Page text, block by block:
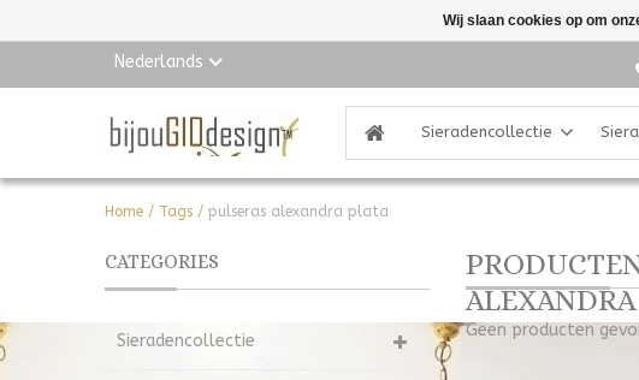
Nederlands
Sieradencollectie
Home / Tags / pulseras alexandra plata
CATEGORIES
Sieradencollectie
Geen producten
Wij slaan cookies op om